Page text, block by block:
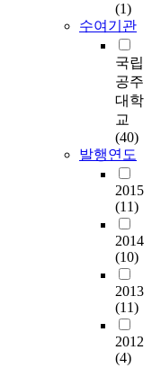
(1)
수여기관
국립
공주
대학
교
(40)
발행연도
2015
(11)
2014
(10)
2013
(11)
2012
(4)